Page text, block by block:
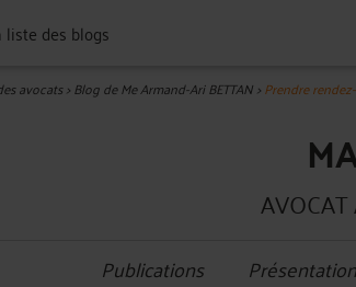
liste des blogs
avocats>Blog de Me Armand-Ari BETTAN>Prendre
Publications Présentation